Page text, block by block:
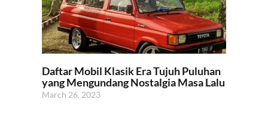
Daftar Mobil Klasik Era Tujuh Puluhan
yang Mengundang Nostalgia Masa Lalu
March 26, 2023